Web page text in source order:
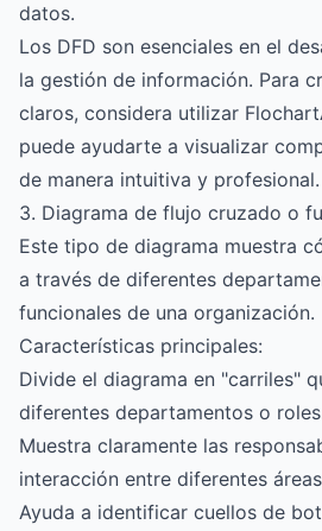
datos.
Los DFD son esenciales en el
la gestión de información. Para
claros, considera utilizar
puede ayudarte a visualizar
de manera intuitiva y profesional.
3. Diagrama de flujo cruzado o
Este tipo de diagrama muestra
a través de diferentes
funcionales de una organización.
Características principales:
Divide el diagrama en "carriles"
diferentes departamentos o
Muestra claramente las
interacción entre diferentes
Ayuda a identificar cuellos de